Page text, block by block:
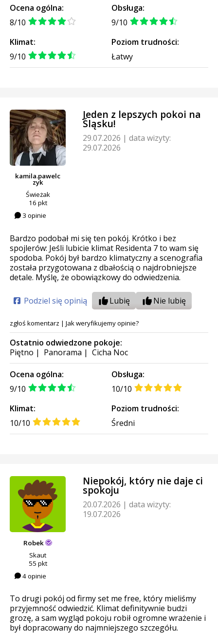
Ocena ogólna:
8/10
Obsługa:
9/10
Klimat:
9/10
Poziom trudności:
Łatwy
kamila.pawelc
zyk
Świeżak
16 pkt
3 opinie
Jeden z lepszych pokoi na
Śląsku!
29.07.2026 | data wizyty:
29.07.2026
Bardzo podobał mi się ten pokój. Krótko i bez
spojlerów: Jeśli lubicie klimat Residenta 7 to wam się
spodoba. Pokój był bardzo klimatyczny a scenografia
została przygotowana z dbałością o najdrobniejsze
detale. Myślę, że obowiązkowy do odwiedzenia.
Podziel się opinią Lubię Nie lubię
zgłoś komentarz | Jak weryfikujemy opinie?
Ostatnio odwiedzone pokoje:
Piętno | Panorama | Cicha Noc
Ocena ogólna:
9/10
Obsługa:
10/10
Klimat:
10/10
Poziom trudności:
Średni
Robek
Skaut
55 pkt
4 opinie
Niepokój, który nie daje ci
spokoju
20.07.2026 | data wizyty:
19.07.2026
To drugi pokój od firmy set me free, który mieliśmy
przyjemność odwiedzić. Klimat definitywnie budzi
grozę, a sam wygląd pokoju robił ogromne wrażenie i
był dopracowany do najmniejszego szczegółu.